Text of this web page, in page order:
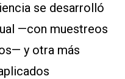
se desarrolló
—con muestreos
y otra más